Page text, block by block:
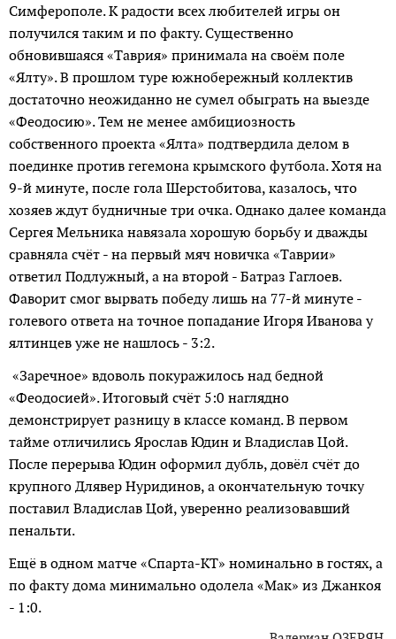
Симферополе. К радости всех любителей игры он
получился таким и по факту. Существенно
обновившаяся «Таврия» принимала на своём поле
«Ялту». В прошлом туре южнобережный коллектив
достаточно неожиданно не сумел обыграть на выезде
«Феодосию». Тем не менее амбициозность
собственного проекта «Ялта» подтвердила делом в
поединке против гегемона крымского футбола. Хотя на
9-й минуте, после гола Шерстобитова, казалось, что
хозяев ждут будничные три очка. Однако далее команда
Сергея Мельника навязала хорошую борьбу и дважды
сравняла счёт - на первый мяч новичка «Таврии»
ответил Подлужный, а на второй - Батраз Гаглоев.
Фаворит смог вырвать победу лишь на 77-й минуте -
голевого ответа на точное попадание Игоря Иванова у
ялтинцев уже не нашлось - 3:2.
«Заречное» вдоволь покуражилось над бедной
«Феодосией». Итоговый счёт 5:0 наглядно
демонстрирует разницу в классе команд. В первом
тайме отличились Ярослав Юдин и Владислав Цой.
После перерыва Юдин оформил дубль, довёл счёт до
крупного Длявер Нуридинов, а окончательную точку
поставил Владислав Цой, уверенно реализовавший
пенальти.
Ещё в одном матче «Спарта-КТ» номинально в гостях, а
по факту дома минимально одолела «Мак» из Джанкоя
- 1:0.